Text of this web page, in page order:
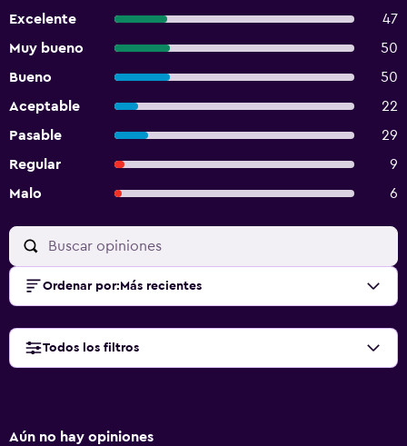
Excelente
47
Muy bueno
50
Bueno
50
Aceptable
22
Pasable
29
Regular
9
Malo
6
Ordenar por: Más recientes
Todos los filtros
Aún no hay opiniones